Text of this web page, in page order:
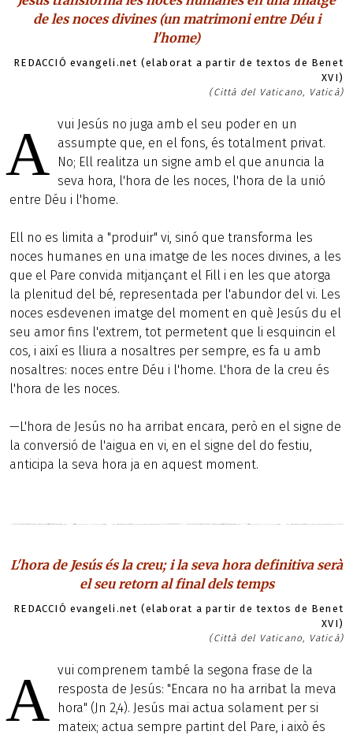
de les noces divines (un matrimoni entre Déu i
l'home)
REDACCIÓ evangeli.net (elaborat a partir de textos de Benet
XVI)
(Città del Vaticano, Vaticà)
A vui Jesús no juga amb el seu poder en un
assumpte que, en el fons, és totalment privat.
No; Ell realitza un signe amb el que anuncia la
seva hora, l'hora de les noces, l'hora de la unió
entre Déu i l'home.
Ell no es limita a "produir" vi, sinó que transforma les
noces humanes en una imatge de les noces divines, a les
que el Pare convida mitjançant el Fill i en les que atorga
la plenitud del bé, representada per l'abundor del vi. Les
noces esdevenen imatge del moment en què Jesús du el
seu amor fins l'extrem, tot permetent que li esquincin el
cos, i així es lliura a nosaltres per sempre, es fa u amb
nosaltres: noces entre Déu i l'home. L'hora de la creu és
l'hora de les noces.
—L'hora de Jesús no ha arribat encara, però en el signe de
la conversió de l'aigua en vi, en el signe del do festiu,
anticipa la seva hora ja en aquest moment.
L'hora de Jesús és la creu; i la seva hora definitiva serà
el seu retorn al final dels temps
REDACCIÓ evangeli.net (elaborat a partir de textos de Benet
XVI)
(Città del Vaticano, Vaticà)
A vui comprenem també la segona frase de la
resposta de Jesús: "Encara no ha arribat la meva
hora" (Jn 2,4). Jesús mai actua solament per si
mateix; actua sempre partint del Pare, i això és